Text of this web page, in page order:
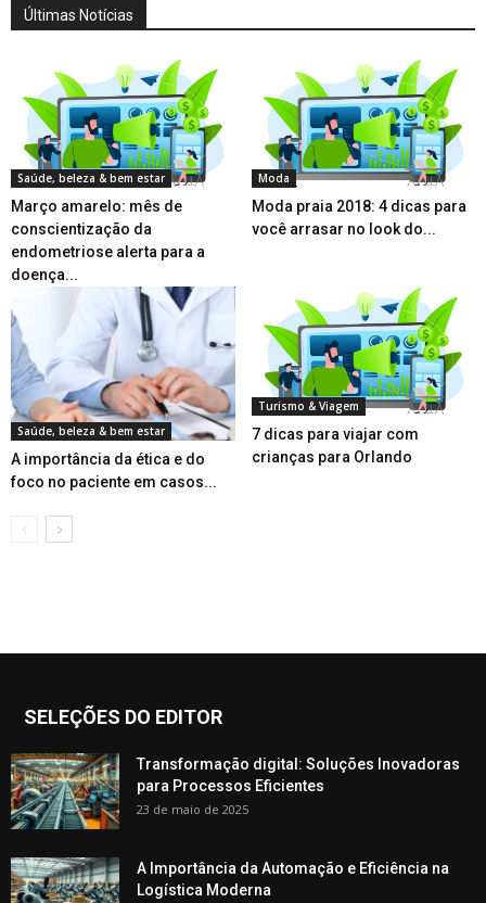
Últimas Notícias
Saúde, beleza & bem estar
Março amarelo: mês de
conscientização da
endometriose alerta para a
doença...
Moda
Moda praia 2018: 4 dicas para
você arrasar no look do...
Saúde, beleza & bem estar
A importância da ética e do
foco no paciente em casos...
Turismo & Viagem
7 dicas para viajar com
crianças para Orlando
SELEÇÕES DO EDITOR
Transformação digital: Soluções Inovadoras
para Processos Eficientes
23 de maio de 2025
A Importância da Automação e Eficiência na
Logística Moderna